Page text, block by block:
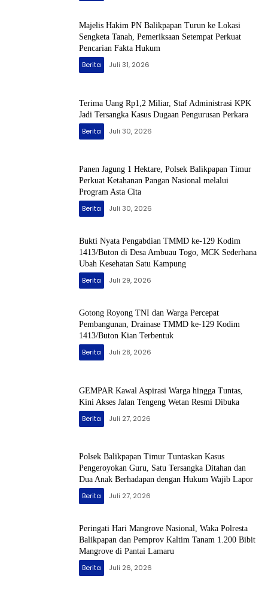
Majelis Hakim PN Balikpapan Turun ke Lokasi
Sengketa Tanah, Pemeriksaan Setempat Perkuat
Pencarian Fakta Hukum
Berita Juli 31, 2026
Terima Uang Rp1,2 Miliar, Staf Administrasi KPK
Jadi Tersangka Kasus Dugaan Pengurusan Perkara
Berita Juli 30, 2026
Panen Jagung 1 Hektare, Polsek Balikpapan Timur
Perkuat Ketahanan Pangan Nasional melalui
Program Asta Cita
Berita Juli 30, 2026
Bukti Nyata Pengabdian TMMD ke-129 Kodim
1413/Buton di Desa Ambuau Togo, MCK Sederhana
Ubah Kesehatan Satu Kampung
Berita Juli 29, 2026
Gotong Royong TNI dan Warga Percepat
Pembangunan, Drainase TMMD ke-129 Kodim
1413/Buton Kian Terbentuk
Berita Juli 28, 2026
GEMPAR Kawal Aspirasi Warga hingga Tuntas,
Kini Akses Jalan Tengeng Wetan Resmi Dibuka
Berita Juli 27, 2026
Polsek Balikpapan Timur Tuntaskan Kasus
Pengeroyokan Guru, Satu Tersangka Ditahan dan
Dua Anak Berhadapan dengan Hukum Wajib Lapor
Berita Juli 27, 2026
Peringati Hari Mangrove Nasional, Waka Polresta
Balikpapan dan Pemprov Kaltim Tanam 1.200 Bibit
Mangrove di Pantai Lamaru
Berita Juli 26, 2026